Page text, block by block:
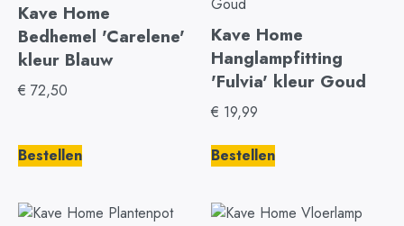
Kave Home
Bedhemel 'Carelene'
kleur Blauw
€ 72,50
Bestellen
Kave Home
Hanglampfitting
'Fulvia' kleur Goud
€ 19,99
Bestellen